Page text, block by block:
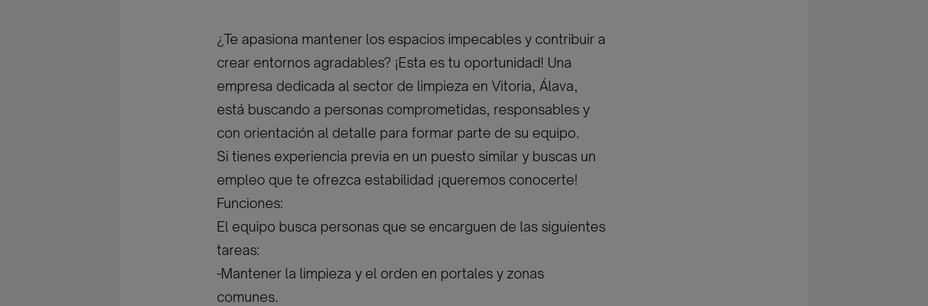
¿Te apasiona mantener los espacios impecables y contribuir a
crear entornos agradables? ¡Esta es tu oportunidad! Una
empresa dedicada al sector de limpieza en Vitoria, Álava,
está buscando a personas comprometidas, responsables y
con orientación al detalle para formar parte de su equipo.
Si tienes experiencia previa en un puesto similar y buscas un
empleo que te ofrezca estabilidad ¡queremos conocerte!
Funciones:
El equipo busca personas que se encarguen de las siguientes
tareas:
-Mantener la limpieza y el orden en portales y zonas
comunes.